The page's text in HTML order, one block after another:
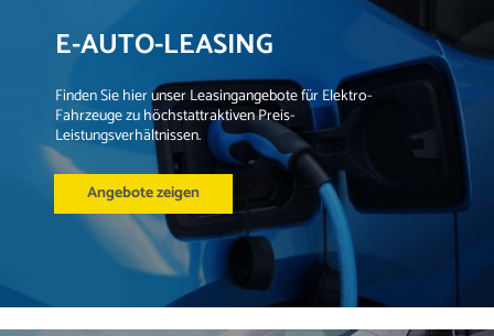
E-AUTO-LEASING
Finden Sie hier unser Leasingangebote für Elektro-
Fahrzeuge zu höchstattraktiven Preis-
Leistungsverhältnissen.
Angebote zeigen